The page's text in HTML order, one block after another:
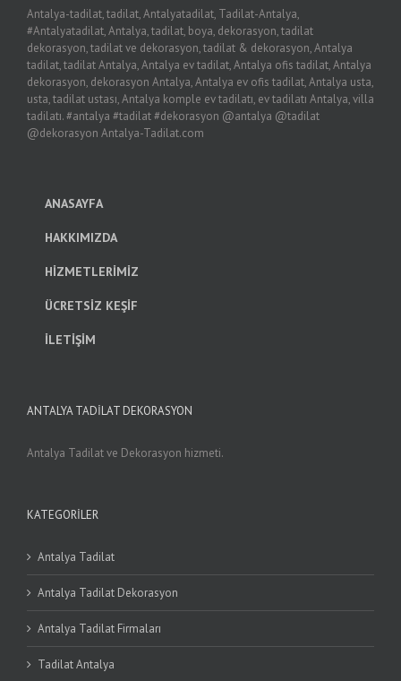
Antalya-tadilat, tadilat, Antalyatadilat, Tadilat-Antalya,
#Antalyatadilat, Antalya, tadilat, boya, dekorasyon, tadilat
dekorasyon, tadilat ve dekorasyon, tadilat & dekorasyon, Antalya
tadilat, tadilat Antalya, Antalya ev tadilat, Antalya ofis tadilat, Antalya
dekorasyon, dekorasyon Antalya, Antalya ev ofis tadilat, Antalya usta,
usta, tadilat ustası, Antalya komple ev tadilatı, ev tadilatı Antalya, villa
tadilatı. #antalya #tadilat #dekorasyon @antalya @tadilat
@dekorasyon Antalya-Tadilat.com
ANASAYFA
HAKKIMIZDA
HİZMETLERİMİZ
ÜCRETSİZ KEŞİF
İLETİŞİM
ANTALYA TADİLAT DEKORASYON
Antalya Tadilat ve Dekorasyon hizmeti.
KATEGORILER
Antalya Tadilat
Antalya Tadilat Dekorasyon
Antalya Tadilat Firmaları
Tadilat Antalya